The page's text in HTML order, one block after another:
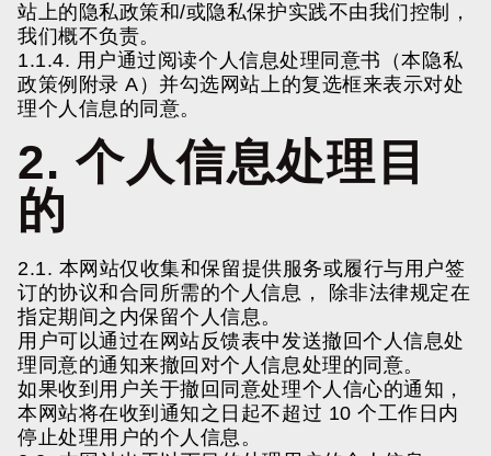
站上的隐私政策和/或隐私保护实践不由我们控制，
我们概不负责。
1.1.4. 用户通过阅读个人信息处理同意书（本隐私
政策例附录 A）并勾选网站上的复选框来表示对处
理个人信息的同意。
2. 个人信息处理目
的
2.1. 本网站仅收集和保留提供服务或履行与用户签
订的协议和合同所需的个人信息， 除非法律规定在
指定期间之内保留个人信息。
用户可以通过在网站反馈表中发送撤回个人信息处
理同意的通知来撤回对个人信息处理的同意。
如果收到用户关于撤回同意处理个人信心的通知，
本网站将在收到通知之日起不超过 10 个工作日内
停止处理用户的个人信息。